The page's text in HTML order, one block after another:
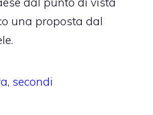
una proposta dal
, secondi